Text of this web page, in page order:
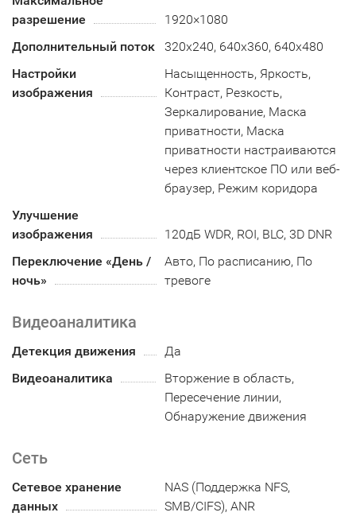
разрешение
1920×1080
Дополнительный поток
320x240, 640x360, 640x480
Настройки
изображения
Насыщенность, Яркость,
Контраст, Резкость,
Зеркалирование, Маска
приватности, Маска
приватности настраиваются
через клиентское ПО или веб-
браузер, Режим коридора
Улучшение
изображения
120дБ WDR, ROI, BLC, 3D DNR
Переключение «День /
ночь»
Авто, По расписанию, По
тревоге
Видеоаналитика
Детекция движения
Да
Видеоаналитика
Вторжение в область,
Пересечение линии,
Обнаружение движения
Сеть
Сетевое хранение
данных
NAS (Поддержка NFS,
SMB/CIFS), ANR